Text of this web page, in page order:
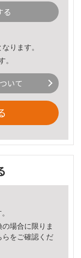
る
ります。
。
いて
場合に限りま
ら をご確認くだ